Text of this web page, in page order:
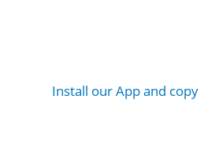
Install our App and copy